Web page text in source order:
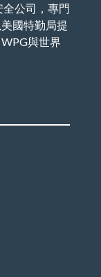
公司，專門
國特勤局提
與世界